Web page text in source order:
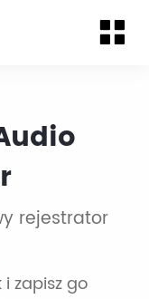
rejestrator
zapisz go